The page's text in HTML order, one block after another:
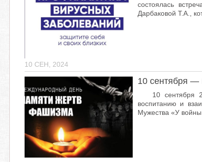
состоялась
Дарбаковой Т.А.,
10 СЕН, 2024
10 сентября
10 сентября
воспитанию и
Мужества «У войны